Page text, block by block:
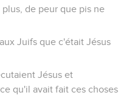
de peur que pis ne
Juifs que c'était Jésus
Jésus et
qu'il avait fait ces choses